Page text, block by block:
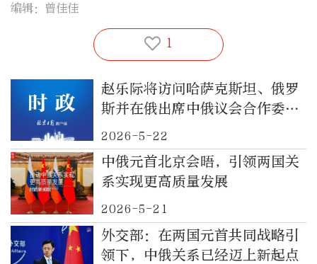
编辑：曾佳佳
1
赵乐际将访问哈萨克斯坦、俄罗
斯并在俄出席中俄议会合作委员
会第十一次会议
2026-5-22
中俄元首北京会晤，引领两国关
系实现更高质量发展
2026-5-21
外交部：在两国元首共同战略引
领下，中俄关系已经迈上新起点